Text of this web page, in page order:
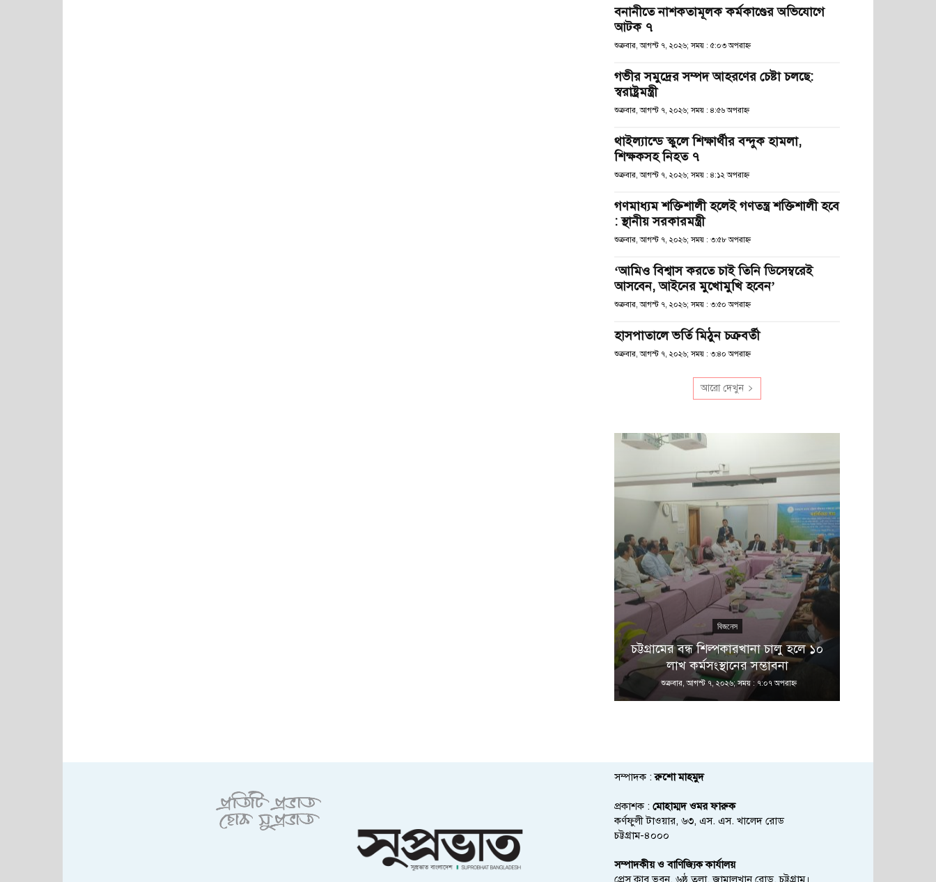
বনানীতে নাশকতামূলক কর্মকাণ্ডের অভিযোগে
আটক ৭
শুক্রবার, আগস্ট ৭, ২০২৬; সময় : ৫:০৩ অপরাহ্ণ
গভীর সমুদ্রের সম্পদ আহরণের চেষ্টা চলছে:
স্বরাষ্ট্রমন্ত্রী
শুক্রবার, আগস্ট ৭, ২০২৬; সময় : ৪:৫৬ অপরাহ্ণ
থাইল্যান্ডে স্কুলে শিক্ষার্থীর বন্দুক হামলা,
শিক্ষকসহ নিহত ৭
শুক্রবার, আগস্ট ৭, ২০২৬; সময় : ৪:১২ অপরাহ্ণ
গণমাধ্যম শক্তিশালী হলেই গণতন্ত্র শক্তিশালী হবে
: স্থানীয় সরকারমন্ত্রী
শুক্রবার, আগস্ট ৭, ২০২৬; সময় : ৩:৫৮ অপরাহ্ণ
‘আমিও বিশ্বাস করতে চাই তিনি ডিসেম্বরেই
আসবেন, আইনের মুখোমুখি হবেন’
শুক্রবার, আগস্ট ৭, ২০২৬; সময় : ৩:৫০ অপরাহ্ণ
হাসপাতালে ভর্তি মিঠুন চক্রবর্তী
শুক্রবার, আগস্ট ৭, ২০২৬; সময় : ৩:৪০ অপরাহ্ণ
আরো দেখুন
বিজনেস
চট্টগ্রামের বন্ধ শিল্পকারখানা চালু হলে ১০
লাখ কর্মসংস্থানের সম্ভাবনা
শুক্রবার, আগস্ট ৭, ২০২৬; সময় : ৭:০৭ অপরাহ্ণ
সম্পাদক :রুশো মাহমুদ
প্রকাশক : মোহাম্মদ ওমর ফারুক
কর্ণফুলী টাওয়ার, ৬৩, এস. এস. খালেদ রোড
চট্টগ্রাম-৪০০০
সম্পাদকীয় ও বাণিজ্যিক কার্যালয়
প্রেস ক্লাব ভবন, ৬ষ্ঠ তলা, জামালখান রোড, চট্টগ্রাম।